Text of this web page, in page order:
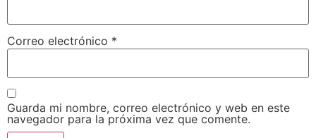
Correo electrónico *
Guarda mi nombre, correo electrónico y web en este
navegador para la próxima vez que comente.